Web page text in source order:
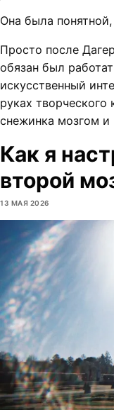
Она была
Просто после
обязан был
искусственный
руках
снежинка мозгом
Как я
второй
13 МАЯ 2026